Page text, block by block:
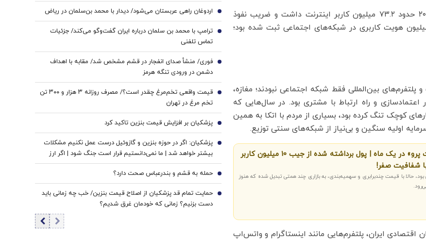
بر اساس گزارش DataReportal، ایران در ابتدای سال ۲۰۲۵ حدود ۷۳.۲ میلیون کاربر اینترنت داشت و ضریب نفوذ
به ۷۹.۶ درصد جمعیت رسیده بود. همچنین ۴۸ میلیون هویت کاربری در شبکه‌های اجتماعی ثبت شده بود؛
پلتفرم‌های بین‌المللی فقط شبکه اجتماعی نبودند؛ مغازه،
اعتمادسازی و راه ارتباط با مشتری بود. در سال‌هایی که
کوچک تنگ کرده بود، بسیاری از مردم با اتکا به همین
سرمایه اولیه سنگین و بی‌نیاز از شبکه‌های سنتی توزیع.
گردش مالی 60 همتی «اینترنت پرو» در یک ماه | پول برداشته شده از جیب 10 میلیون کاربر
شفافیت صفر!
حالا با قیمت چندبرابری و سهمیه‌بندی، به بازاری چند همتی تبدیل شده که هنوز
اقتصادی ایران، پلتفرم‌هایی مانند اینستاگرام و واتس‌اپ
اردوغان راهی عربستان می‌شود/ دیدار با محمد بن‌سلمان در ریاض 3
ترامپ با محمد بن سلمان درباره ایران گفت‌وگو می‌کند/ جزئیات
تماس تلفنی
4
فوری/ منشأ صدای انفجار در قشم مشخص شد/ مقابه با اهداف
دشمن در ورودی تنگه هرمز
5
قیمت واقعی تخم‌مرغ چقدر است؟/ مصرف روزانه ۳ هزار و ۳۰۰ تن
تخم مرغ در تهران
6
پزشکیان بر افزایش قیمت بنزین تاکید کرد 7
پزشکیان: اگر در حوزه بنزین و گازوئیل درست عمل نکنیم مشکلات
بیشتر خواهد شد | ما نمی‌دانستیم قرار است جنگ شود | اگر ارز
ترجیحی حذف نمی شد با شروع جنگ قحطی در بازار قطعی بود
8
حمله به قشم و بندرعباس صحت دارد؟ 9
حمایت تمام قد پزشکیان از اصلاح قیمت بنزین/ خب چه زمانی باید
دست بزنیم؟ زمانی که خودمان غرق شدیم؟
10